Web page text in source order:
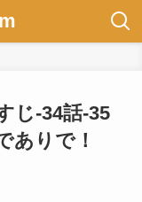
じ-34話-35
ありで！